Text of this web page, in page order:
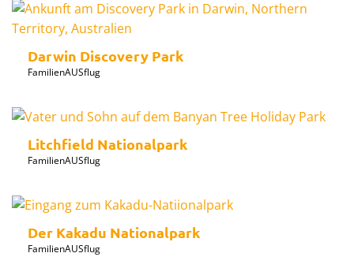
Darwin Discovery Park
FamilienAUSflug
Litchfield Nationalpark
FamilienAUSflug
Der Kakadu Nationalpark
FamilienAUSflug